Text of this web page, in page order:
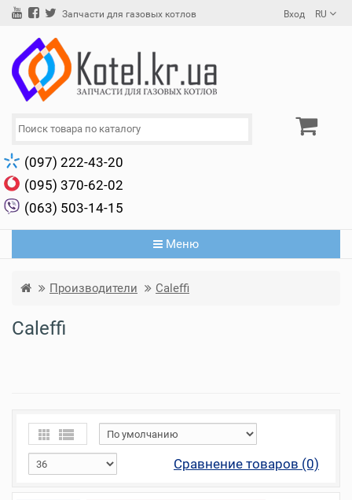
Запчасти для газовых котлов Вход RU
(097) 222-43-20
(095) 370-62-02
(063) 503-14-15
Меню
Производители Caleffi
Caleffi
Сравнение товаров (0)